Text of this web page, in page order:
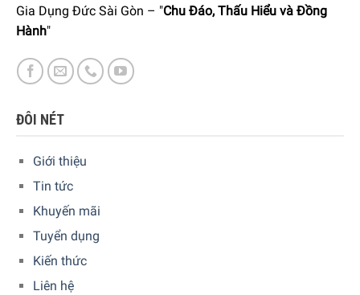
Gia Dụng Đức Sài Gòn – "Chu Đáo, Thấu Hiểu và Đồng
Hành"
ĐÔI NÉT
Giới thiệu
Tin tức
Khuyến mãi
Tuyển dụng
Kiến thức
Liên hệ